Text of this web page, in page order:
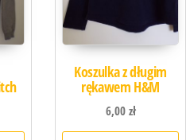
Koszulka z długim
rękawem H&M
6,00zł